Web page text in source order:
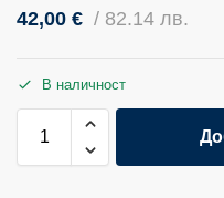
42,00 € / 82.14 лв.
В наличност